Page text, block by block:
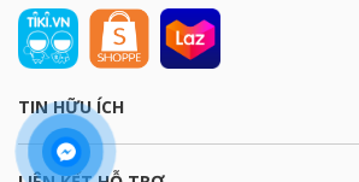
TIN HỮU ÍCH